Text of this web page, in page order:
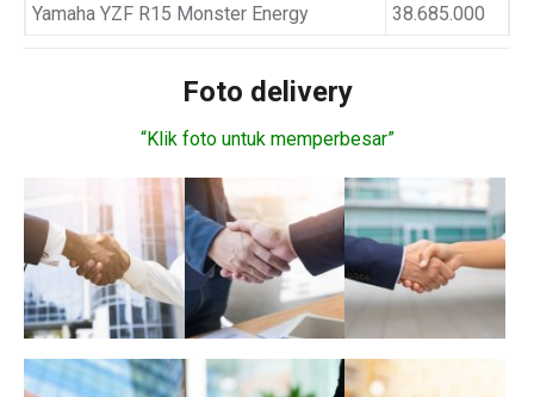
Yamaha YZF R15 Monster Energy 38.685.000
Foto delivery
“Klik foto untuk memperbesar”